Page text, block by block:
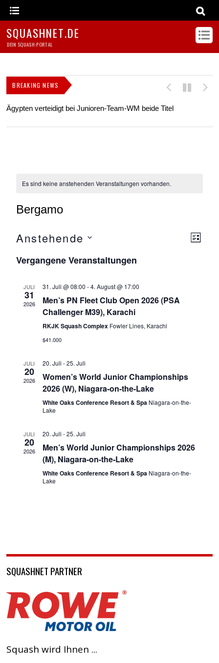
SQUASHNET.DE
DEIN SQUASH-PORTAL
BREAKING NEWS
Ägypten verteidigt bei Junioren-Team-WM beide Titel
Es sind keine anstehenden Veranstaltungen vorhanden.
Bergamo
L
Anstehende
a
Vergangene Veranstaltungen
JULI
31
2026
31. Juli @ 08:00 -4. August @ 17:00
Men’s PN Fleet Club Open 2026 (PSA
Challenger M39), Karachi
RKJK Squash Complex Fowler Lines, Karachi
$41.000
JULI
20
2026
20. Juli -25. Juli
Women’s World Junior Championships
2026 (W), Niagara-on-the-Lake
White Oaks Conference Resort & Spa Niagara-on-the-
Lake
JULI
20
2026
20. Juli -25. Juli
Men’s World Junior Championships 2026
(M), Niagara-on-the-Lake
White Oaks Conference Resort & Spa Niagara-on-the-
Lake
SQUASHNET PARTNER
Squash wird Ihnen ...